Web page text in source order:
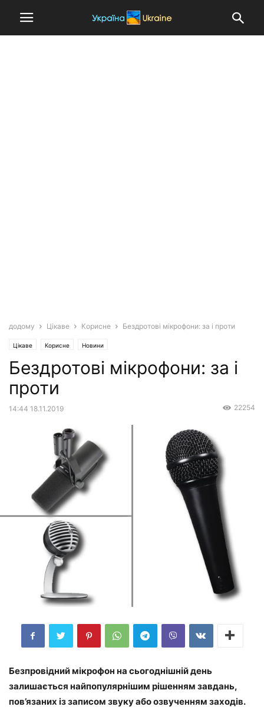
додому Цікаве Корисне Бездротові мікрофони: за і проти
Цікаве Корисне Новини
Бездротові мікрофони: за і
проти
14:44 18.11.2019 22254
Безпровідний мікрофон на сьогоднішній день
залишається найпопулярнішим рішенням завдань,
пов’язаних із записом звуку або озвученням заходів.